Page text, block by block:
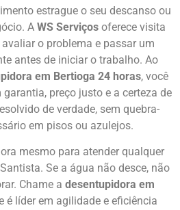
estrague o seu descanso ou
A WS Serviçosoferece visita
o problema e passar um
antes de iniciar o trabalho. Ao
em Bertioga 24 horas, você
preço justo e a certeza de
de verdade, sem quebra-
em pisos ou azulejos.
mesmo para atender qualquer
Se a água não desce, não
Chame a desentupidora em
é líder em agilidade e eficiência